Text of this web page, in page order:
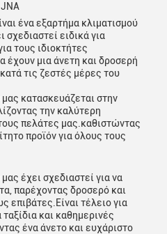
ένα εξαρτήμα κλιματισμού
ειδικά για
τους ιδιοκτήτες
έχουν μια άνετη και δροσερή
τις ζεστές μέρες του
κατασκευάζεται στην
την καλύτερη
πελάτες μας.καθιστώντας
προϊόν για όλους τους
έχει σχεδιαστεί για να
παρέχοντας δροσερό και
επιβάτες.Είναι τέλειο για
και καθημερινές
ένα άνετο και ευχάριστο